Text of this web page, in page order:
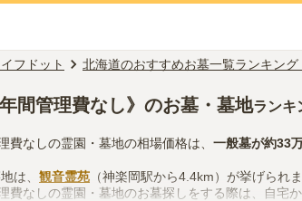
フドット 北海道のおすすめお墓一覧ランキング
間管理費なし》のお墓・墓地ランキ
費なしの霊園・墓地の相場価格は、 一般墓が約33
は、 観音霊苑 （神楽岡駅から4.4km）が挙げられま
費なしの霊園・墓地のお墓探しをする際は、自宅